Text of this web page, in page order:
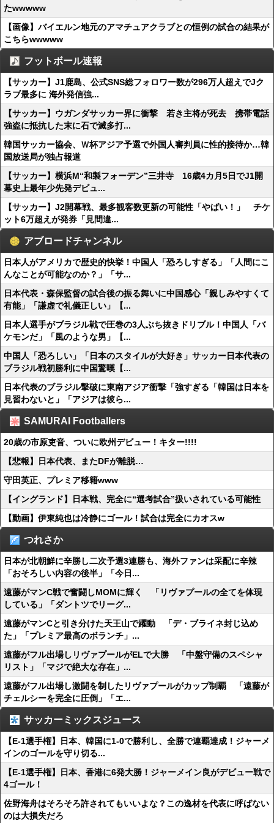
たwwwww
【画像】バイエルン地元のアマチュアクラブとの恒例の試合の結果が
こちらwwwww
フットボール速報
【サッカー】J1鹿島、公式SNS総フォロワー数が296万人超えでJク
ラブ最多に 海外発信強...
【サッカー】ウガンダサッカー界に衝撃 若き主将が死去 携帯電話
強盗に抵抗した末に石で滅多打...
韓国サッカー協会、Ｗ杯アジア予選で外国人審判員に性的接待か…韓
国放送局が独占報道
【サッカー】横浜M“和製フォーデン”三井寺 16歳4カ月5日でJ1開
幕史上最年少先発デビュ...
【サッカー】J2開幕戦、最多観客数更新の可能性「やばい！」 チケ
ット6万超えが発券「見間違...
アブロードチャンネル
日本人がアメリカで歴史的快挙！中国人「恐ろしすぎる」「人間にこ
んなことが可能なのか？」「サ...
日本代表・森保監督の試合後の振る舞いに中国感心「親しみやすくて
有能」「謙虚で礼儀正しい」【...
日本人選手がブラジル戦で圧巻の3人ぶち抜きドリブル！中国人「バ
ケモンだ」「風のような男」【...
中国人「恐ろしい」「日本のスタイルが大好き」サッカー日本代表の
ブラジル戦初勝利に中国驚嘆【...
日本代表のブラジル撃破に東南アジア衝撃「強すぎる「韓国は日本を
見習わないと」「アジアは彼ら...
SAMURAI Footballers
20歳の市原吏音、ついに欧州デビュー！キター!!!!
【悲報】日本代表、またDFが離脱…
守田英正、プレミア移籍www
【イングランド】日本戦、完全に“選考試合”扱いされている可能性
【動画】伊東純也は冷静にゴール！試合は完全にカオスw
つれさか
日本が北朝鮮に辛勝し二次予選3連勝も、海外ファンは采配に辛辣
「おそろしい内容の後半」「今日...
遠藤がマンC戦で奮闘しMOMに輝く 「リヴァプールの全てを体現
している」「ダントツでリーグ...
遠藤がマンCと引き分けた天王山で躍動 「デ・ブライネ封じ込め
た」「プレミア最高のボランチ」...
遠藤がフル出場しリヴァプールがELで大勝 「中盤守備のスペシャ
リスト」「マジで絶大な存在」...
遠藤がフル出場し激闘を制したリヴァプールがカップ制覇 「遠藤が
チェルシーを完全に圧倒」「エ...
サッカーミックスジュース
【E-1選手権】日本、韓国に1-0で勝利し、全勝で連覇達成！ジャーメ
インのゴールを守り切る...
【E-1選手権】日本、香港に6発大勝！ジャーメイン良がデビュー戦で
4ゴール！
佐野海舟はそろそろ許されてもいいよな？この逸材を代表に呼ばない
のは大損失だろ